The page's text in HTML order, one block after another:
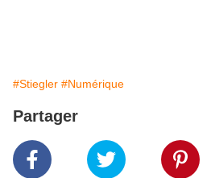
#Stiegler #Numérique
Partager